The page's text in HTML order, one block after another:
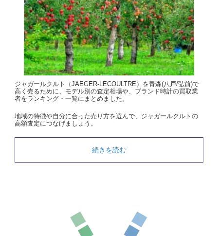
ジャガールクルト（JAEGER-LECOULTRE）を青森(八戸/弘前)で
高く売るために、モデル別の査定相場や、ブランド時計の買取業
者をランキング・一覧にまとめました。
地域の特徴や自分に合った売り方を選んで、ジャガールクルトの
高額査定につなげましょう。
続きを読む